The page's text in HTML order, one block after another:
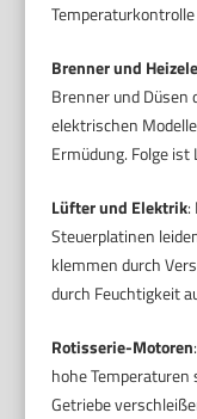
Brenner und
Brenner und Düsen
elektrischen
Ermüdung. Folge
Lüfter und Elektrik:
Steuerplatinen
klemmen durch
durch Feuchtigkeit
Rotisserie-Motoren
hohe
Getriebe